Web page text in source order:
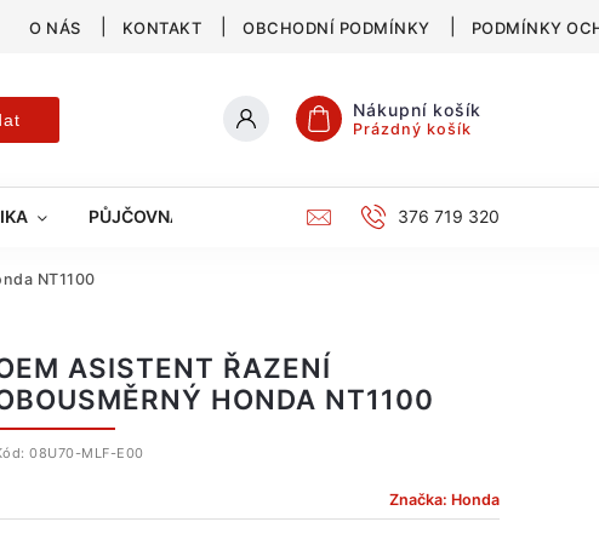
O NÁS KONTAKT OBCHODNÍ PODMÍNKY PODMÍNKY
Nákupní košík
Prázdný košík
PŮJČOVNA KATALOG376 719 320
NT1100
ASISTENT ŘAZENÍ
HONDA NT1100
08U70-MLF-E00
Značka: Honda